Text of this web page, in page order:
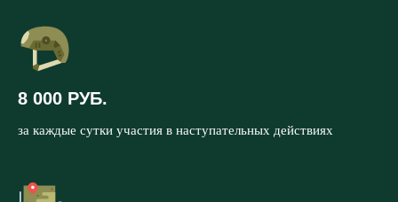
8 000 РУБ.
за каждые сутки участия в наступательных действиях